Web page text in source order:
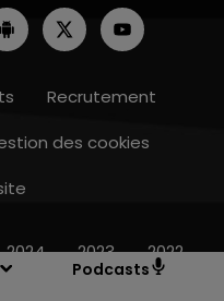
Podcasts
Recrutement
des cookies
2024 2023 2022